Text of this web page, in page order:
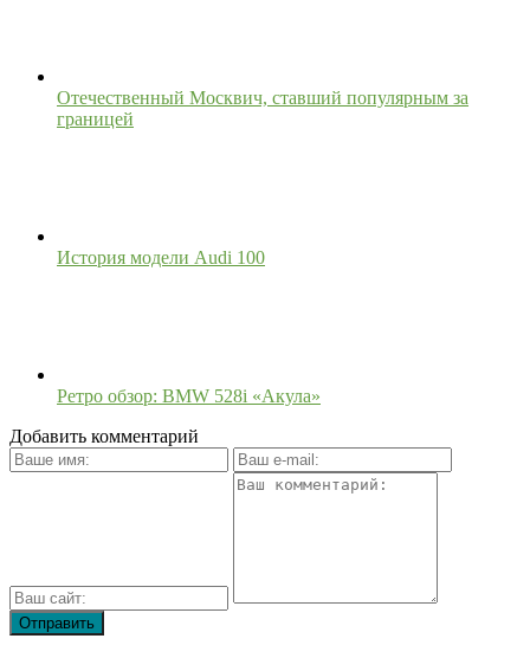
Отечественный Москвич, ставший популярным за
границей
История модели Audi 100
Ретро обзор: BMW 528i «Акула»
Добавить комментарий